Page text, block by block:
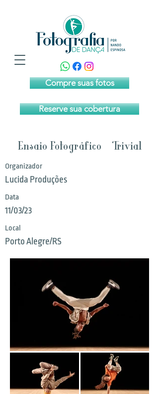
Compre suas fotos
Reserve sua cobertura
Ensaio Fotográfico - Trivial
Organizador
Lucida Produções
Data
11/03/23
Local
Porto Alegre/RS